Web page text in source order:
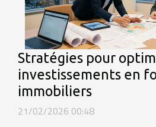
Stratégies pour
investissements en
immobiliers
21/02/2026 00:48